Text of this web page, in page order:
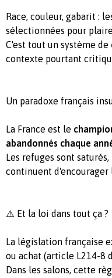
Race, couleur, gabarit :
sélectionnées pour
C'est tout un système de
contexte pourtant
Un paradoxe français
La France est le
abandonnés chaque
Les refuges sont
continuent d'encourager
⚠️ Et la loi dans tout ça ?
La législation française
ou achat (article L214-8
Dans les salons, cette